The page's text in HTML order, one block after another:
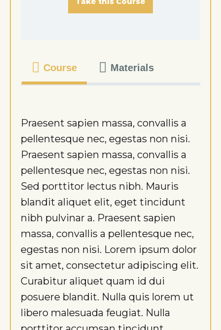
Course Materials
Praesent sapien massa, convallis a
pellentesque nec, egestas non nisi.
Praesent sapien massa, convallis a
pellentesque nec, egestas non nisi.
Sed porttitor lectus nibh. Mauris
blandit aliquet elit, eget tincidunt
nibh pulvinar a. Praesent sapien
massa, convallis a pellentesque nec,
egestas non nisi. Lorem ipsum dolor
sit amet, consectetur adipiscing elit.
Curabitur aliquet quam id dui
posuere blandit. Nulla quis lorem ut
libero malesuada feugiat. Nulla